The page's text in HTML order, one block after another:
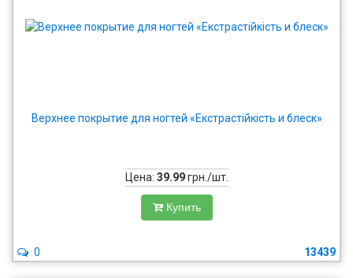
Верхнее покрытие для ногтей «Екстрастійкість и блеск»
Цена: 39.99грн./шт.
Купить
13439
0